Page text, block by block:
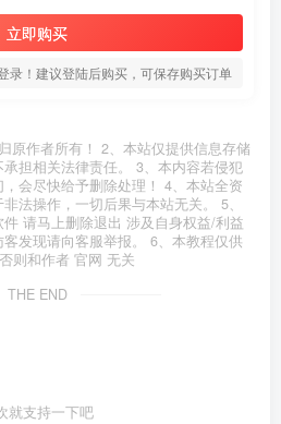
立即购买
录！建议登陆后购买，可保存购买订单
原作者所有！ 2、本站仅提供信息存储
担相关法律责任。 3、本内容若侵犯
会尽快给予删除处理！ 4、本站全资
法操作，一切后果与本站无关。 5、
请马上删除退出 涉及自身权益/利益
发现请向客服举报。 6、本教程仅供
则和作者 官网 无关
THE END
就支持一下吧